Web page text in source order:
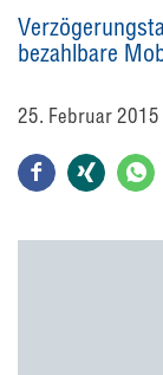
bezahlbare
25. Februar 2015